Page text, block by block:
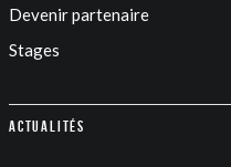
Devenir partenaire
Stages
Actualités